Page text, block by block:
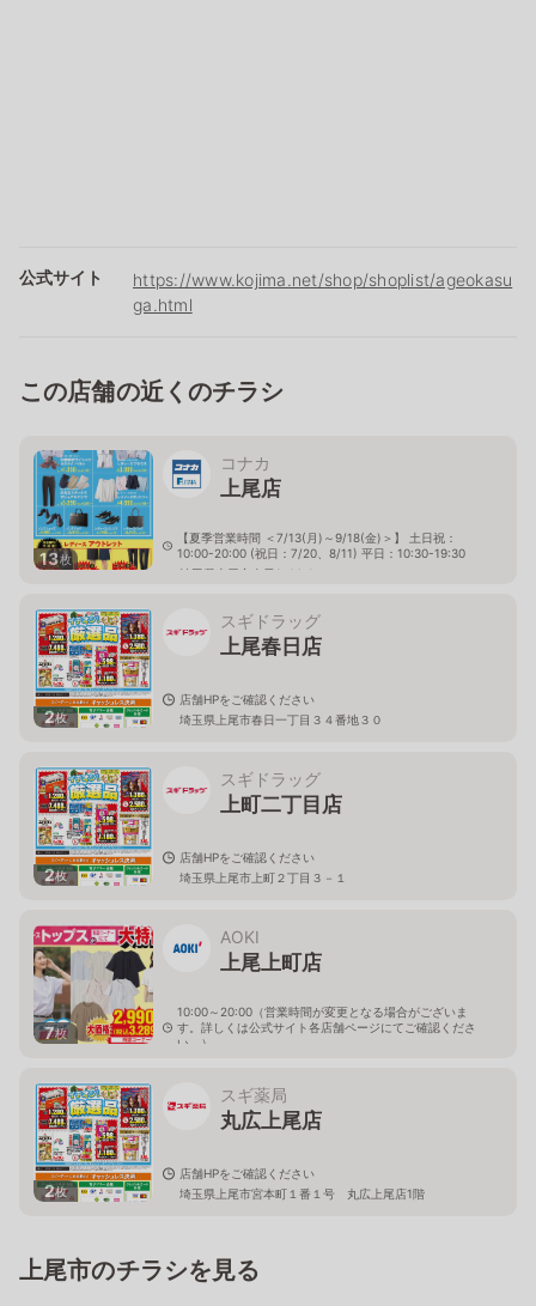
公式サイト
https://www.kojima.net/shop/shoplist/ageokasu
ga.html
この店舗の近くのチラシ
13枚
コナカ
上尾店
【夏季営業時間 ＜7/13(月)～9/18(金)＞】 土日祝：
10:00-20:00 (祝日：7/20、8/11) 平日：10:30-19:30
埼玉県上尾市春日1-44-1
2枚
スギドラッグ
上尾春日店
店舗HPをご確認ください
埼玉県上尾市春日一丁目３４番地３０
2枚
スギドラッグ
上町二丁目店
店舗HPをご確認ください
埼玉県上尾市上町２丁目３－１
7枚
AOKI
上尾上町店
10:00～20:00（営業時間が変更となる場合がございま
す。詳しくは公式サイト各店舗ページにてご確認くださ
い。）
2枚
スギ薬局
丸広上尾店
店舗HPをご確認ください
埼玉県上尾市宮本町１番１号 丸広上尾店1階
上尾市のチラシを見る